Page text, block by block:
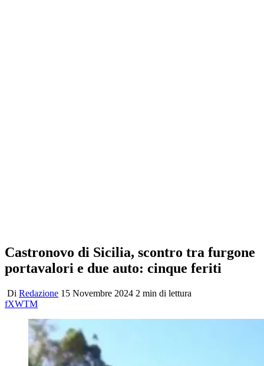
Castronovo di Sicilia, scontro tra furgone
portavalori e due auto: cinque feriti
Di Redazione 15 Novembre 2024 2 min di lettura
fXWTM